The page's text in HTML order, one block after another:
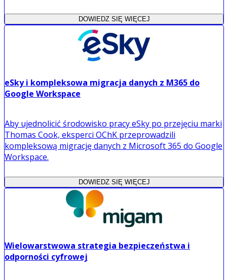
DOWIEDZ SIĘ WIĘCEJ
eSky i kompleksowa migracja danych z M365 do
Google Workspace
Aby ujednolicić środowisko pracy eSky po przejęciu marki
Thomas Cook, eksperci OChK przeprowadzili
kompleksową migrację danych z Microsoft 365 do Google
Workspace.
DOWIEDZ SIĘ WIĘCEJ
Wielowarstwowa strategia bezpieczeństwa i
odporności cyfrowej